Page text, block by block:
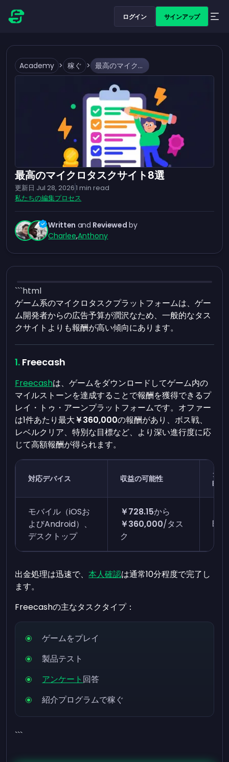
ログイン サインアップ
Academy > 稼ぐ > 最高のマイクロタスクサイト8選
最高のマイクロタスクサイト8選
更新日 Jul 28, 20261 min read
私たちの編集プロセス
Written and Reviewed by
Charlee,Anthony
```html
ゲーム系のマイクロタスクプラットフォームは、ゲー
ム開発者からの広告予算が潤沢なため、一般的なタス
クサイトよりも報酬が高い傾向にあります。
Freecash
Freecashは、ゲームをダウンロードしてゲーム内の
マイルストーンを達成することで報酬を獲得できるプ
レイ・トゥ・アーンプラットフォームです。オファー
は1件あたり最大￥360,000の報酬があり、ボス戦、
レベルクリア、特別な目標など、より深い進行度に応
じて高額報酬が得られます。
対応デバイス 収益の可能性
タス
時間
モバイル（iOSお
よびAndroid）、
デスクトップ
￥728.15から
￥360,000/タス
ク
即
出金処理は迅速で、本人確認は通常10分程度で完了し
ます。
Freecashの主なタスクタイプ：
ゲームをプレイ
製品テスト
アンケート 回答
紹介プログラムで稼ぐ
```